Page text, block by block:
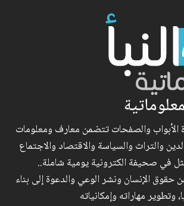
والصفحات تتضمن معارف ومعلومات
والتراث والسياسة والاقتصاد والاجتماع
في صحيفة الكترونية يومية شاملة..
حقوق الإنسان ونشر الوعي والدعوة إلى بناء
وتطوير مهاراته وإمكانياته